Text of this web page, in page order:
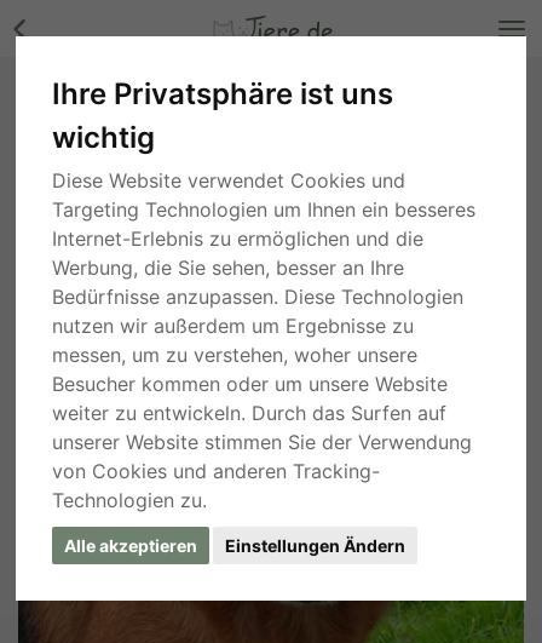
Ihre Privatsphäre ist uns
wichtig
Diese Website verwendet Cookies und
Targeting Technologien um Ihnen ein besseres
Internet-Erlebnis zu ermöglichen und die
Werbung, die Sie sehen, besser an Ihre
Bedürfnisse anzupassen. Diese Technologien
nutzen wir außerdem um Ergebnisse zu
messen, um zu verstehen, woher unsere
Besucher kommen oder um unsere Website
weiter zu entwickeln. Durch das Surfen auf
unserer Website stimmen Sie der Verwendung
von Cookies und anderen Tracking-
Technologien zu.
Alle akzeptieren Einstellungen Ändern
Nadia - anhänglich und freundlich,
Jaghund-/Bracken-Mischling - Hündin Bilder
Nordrhein-Westfalen, vor 5 Stunden